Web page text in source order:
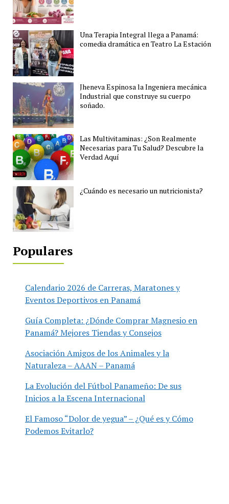
Una Terapia Integral llega a Panamá:
comedia dramática en Teatro La Estación
Jheneva Espinosa la Ingeniera mecánica
Industrial que construye su cuerpo
soñado.
Las Multivitaminas: ¿Son Realmente
Necesarias para Tu Salud? Descubre la
Verdad Aquí
¿Cuándo es necesario un nutricionista?
Populares
Calendario 2026 de Carreras, Maratones y
Eventos Deportivos en Panamá
Guía Completa: ¿Dónde Comprar Magnesio en
Panamá? Mejores Tiendas y Consejos
Asociación Amigos de los Animales y la
Naturaleza – AAAN – Panamá
La Evolución del Fútbol Panameño: De sus
Inicios a la Escena Internacional
El Famoso “Dolor de yegua” – ¿Qué es y Cómo
Podemos Evitarlo?